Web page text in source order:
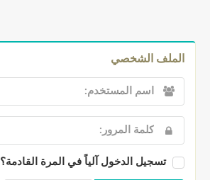
الملف الشخصي
تسجيل الدخول آلياً في المرة القادمة؟